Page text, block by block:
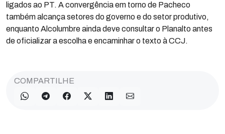
ligados ao PT. A convergência em torno de Pacheco
também alcança setores do governo e do setor produtivo,
enquanto Alcolumbre ainda deve consultar o Planalto antes
de oficializar a escolha e encaminhar o texto à CCJ.
COMPARTILHE